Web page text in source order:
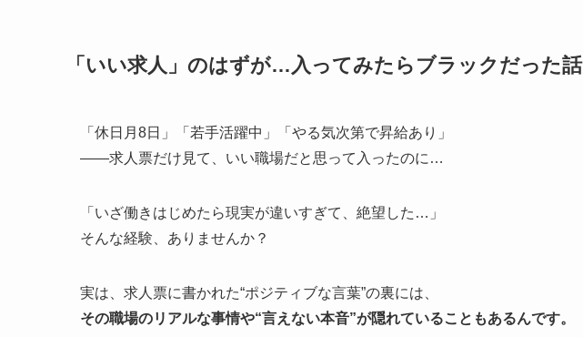
「いい求人」のはずが…入ってみたらブラックだった話
「休日月8日」「若手活躍中」「やる気次第で昇給あり」
――求人票だけ見て、いい職場だと思って入ったのに…
「いざ働きはじめたら現実が違いすぎて、絶望した…」
そんな経験、ありませんか？
実は、求人票に書かれた“ポジティブな言葉”の裏には、
その職場のリアルな事情や“言えない本音”が隠れていることもあるんです。